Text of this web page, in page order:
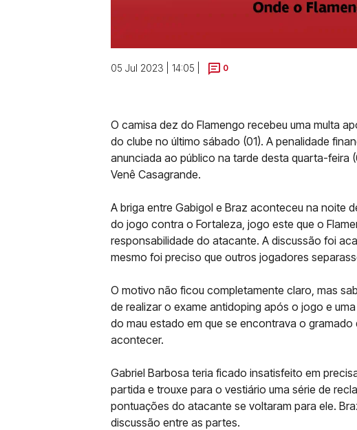
05 Jul 2023 | 14:05 | 0
O camisa dez do Flamengo recebeu uma multa
do clube no último sábado (01). A penalidade
anunciada ao público na tarde desta quarta-feira
Venê Casagrande.
A briga entre Gabigol e Braz aconteceu na noite
do jogo contra o Fortaleza, jogo este que o
responsabilidade do atacante. A discussão foi
mesmo foi preciso que outros jogadores
O motivo não ficou completamente claro, mas
de realizar o exame antidoping após o jogo e
do mau estado em que se encontrava o
acontecer.
Gabriel Barbosa teria ficado insatisfeito em
partida e trouxe para o vestiário uma série de
pontuações do atacante se voltaram para ele.
discussão entre as partes.